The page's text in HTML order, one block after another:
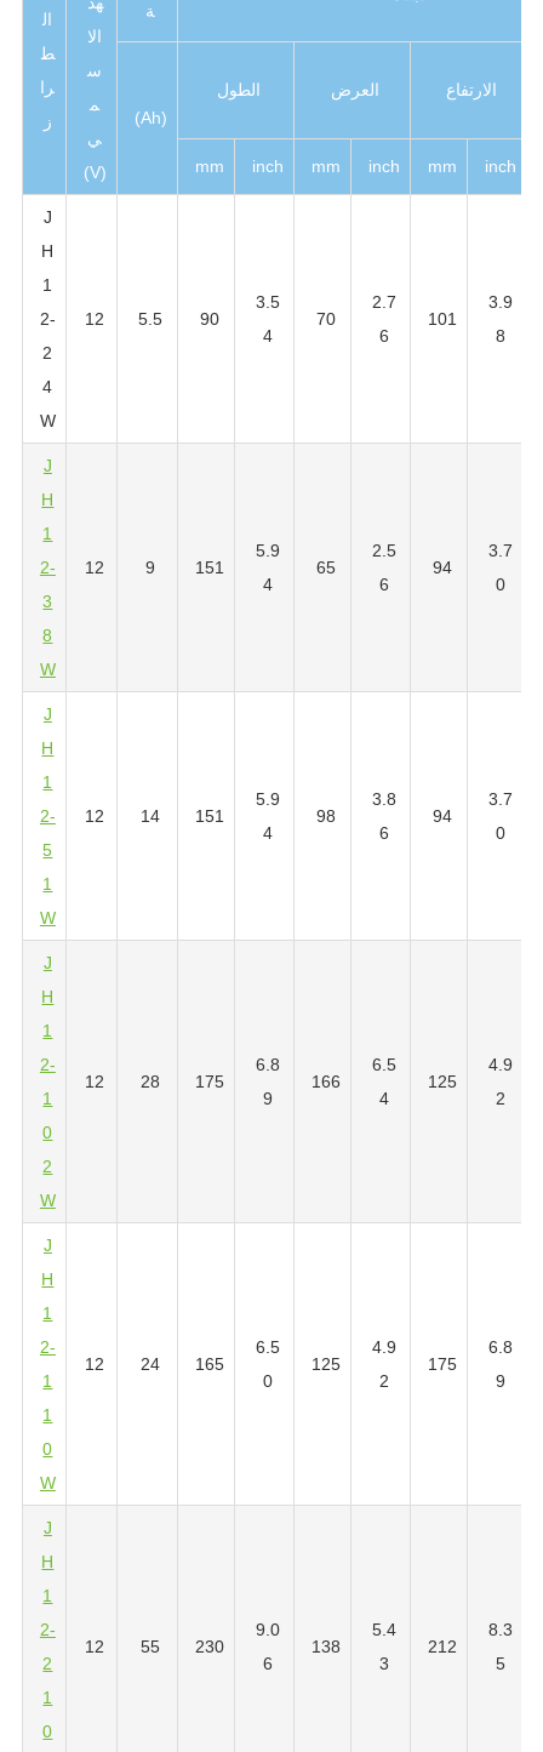
ال
ط
را
ز
الا
س
م
ي
(V)
ة
(Ah)
الطول العرض الارتفاع
mm inch mm inch mm inch
J
H
1
2-
2
4
W
12 5.5 90
3.5
4
70
2.7
6
101
3.9
8
J
H
1
2-
3
8
W
12 9 151
5.9
4
65
2.5
6
94
3.7
0
J
H
1
2-
5
1
W
12 14 151
5.9
4
98
3.8
6
94
3.7
0
J
H
1
2-
1
0
2
W
12 28 175
6.8
9
166
6.5
4
125
4.9
2
J
H
1
2-
1
1
0
W
12 24 165
6.5
0
125
4.9
2
175
6.8
9
J
H
1
2-
2
1
0
12 55 230
9.0
6
138
5.4
3
212
8.3
5